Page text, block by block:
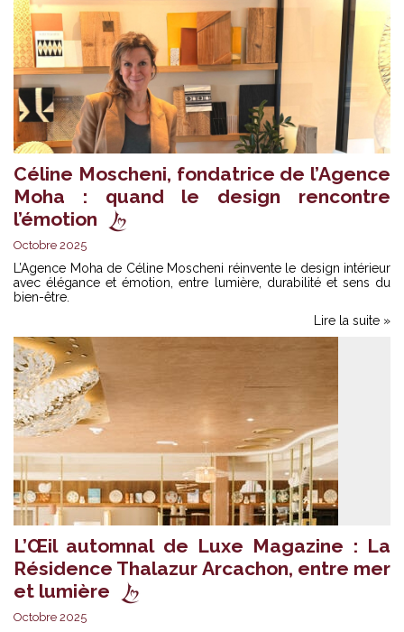
Céline Moscheni, fondatrice de l’Agence
Moha : quand le design rencontre
l’émotion
Octobre 2025
L’Agence Mohade Céline Moscheni réinvente le design intérieur
avec élégance et émotion, entre lumière, durabilité et sens du
bien-être.
Lire la suite »
L’Œil automnal de Luxe Magazine : La
Résidence Thalazur Arcachon, entre mer
et lumière
Octobre 2025